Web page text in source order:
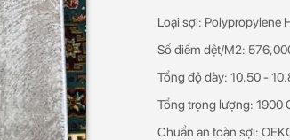
Loại sợi: Polypropylene
Số điểm dệt/M2:
Tổng độ dày: 10.50 -
Tổng trọng lượng: 1900
Chuẩn an toàn sợi: